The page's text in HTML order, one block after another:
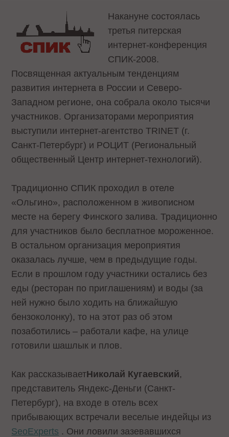
Накануне состоялась
третья питерская
интернет-конференция
СПИК-2008.
Посвященная актуальным тенденциям
развития интернета в России и Северо-
Западном регионе, она собрала около тысячи
участников. Организаторами мероприятия
выступили интернет-агентство TRINET (г.
Санкт-Петербург) и РОЦИТ (Региональный
общественный Центр интернет-технологий).
Традиционно СПИК проходил в отеле
«Ольгино», расположенном в живописном
месте на берегу Финского залива. Традиционно
для участников было бесплатное мороженное.
В остальном организация мероприятия
оказалась лучше, чем в предыдущие годы.
Если в прошлом году участники остались без
еды (ресторан по приглашениям) и воды (за
ней нужно было ходить на ближайшую
бензоколонку), то на этот раз об этом
позаботились – работали кафе, на улице
готовили шашлык и плов.
Как рассказываетНиколай Кугаевский,
представитель Яндекс-Деньги (Санкт-
Петербург), на входе в отель всех
прибывающих встречали веселые индейцы из
SeoExperts . Они ловили зазевавшихся